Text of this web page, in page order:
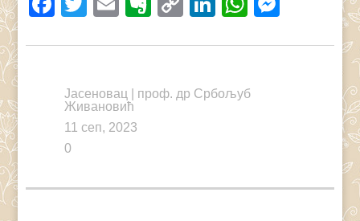
Јасеновац
проф. др Србољуб
Живановић
11 сеп, 2023
0